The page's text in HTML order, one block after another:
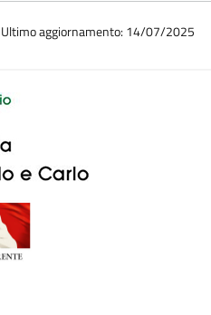
Ultimo aggiornamento: 14/07/2025